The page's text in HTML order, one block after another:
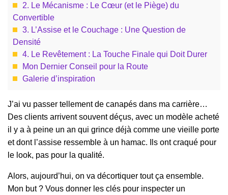
2. Le Mécanisme : Le Cœur (et le Piège) du
Convertible
3. L’Assise et le Couchage : Une Question de
Densité
4. Le Revêtement : La Touche Finale qui Doit Durer
Mon Dernier Conseil pour la Route
Galerie d’inspiration
J’ai vu passer tellement de canapés dans ma carrière…
Des clients arrivent souvent déçus, avec un modèle acheté
il y a à peine un an qui grince déjà comme une vieille porte
et dont l’assise ressemble à un hamac. Ils ont craqué pour
le look, pas pour la qualité.
Alors, aujourd’hui, on va décortiquer tout ça ensemble.
Mon but ? Vous donner les clés pour inspecter un